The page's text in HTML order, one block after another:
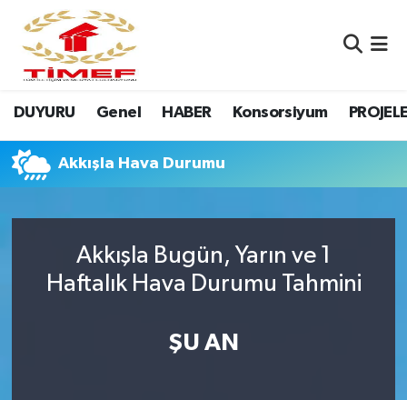
DUYURU Genel HABER Konsorsiyum
Akkışla Hava Durumu
Akkışla Bugün, Yarın ve 1
Haftalık Hava Durumu Tahmini
ŞU AN
Anasayfa Kutu
Anasayfa Manşet
Canlı Yayın
Erasmus
Nöbetçi Eczaneler
Hava Durumu
Namaz Vakitleri
Süper Lig Puan Durumu ve Fikstür
Son Dakika Haberleri